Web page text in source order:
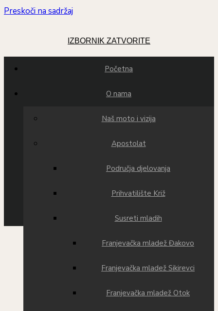
Preskoči na sadržaj
IZBORNIK ZATVORITE
Početna
O nama
Naš moto i vizija
Apostolat
Područja djelovanja
Prihvatilište Križ
Susreti mladih
Franjevačka mladež Đakovo
Franjevačka mladež Sikirevci
Franjevačka mladež Otok